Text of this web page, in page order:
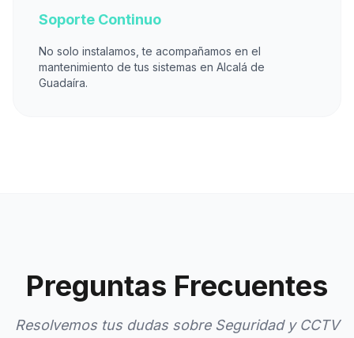
Soporte Continuo
No solo instalamos, te acompañamos en el
mantenimiento de tus sistemas en Alcalá de
Guadaíra.
Preguntas Frecuentes
Resolvemos tus dudas sobre Seguridad y CCTV